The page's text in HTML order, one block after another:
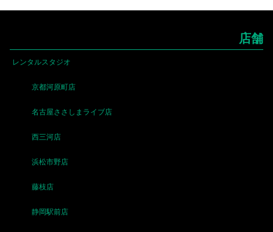
店舗
レンタルスタジオ
京都河原町店
名古屋ささしまライブ店
西三河店
浜松市野店
藤枝店
静岡駅前店